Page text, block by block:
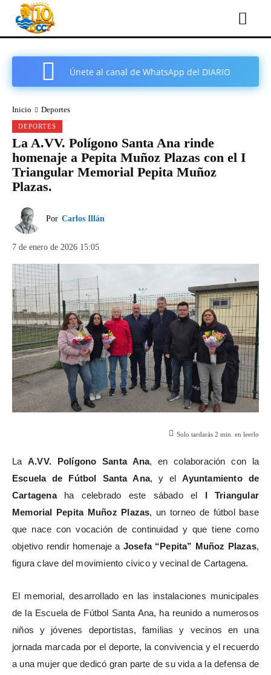
Únete al canal de WhatsApp del DIARIO
Inicio Deportes
DEPORTES
La A.VV. Polígono Santa Ana rinde
homenaje a Pepita Muñoz Plazas con el I
Triangular Memorial Pepita Muñoz
Plazas.
Por Carlos Illán
7 de enero de 2026 15:05
Solo tardarás 2 min. en leerlo
LaA.VV. Polígono Santa Ana, en colaboración con la
Escuela de Fútbol Santa Ana, y elAyuntamiento de
Cartagenaha celebrado este sábado el I Triangular
Memorial Pepita Muñoz Plazas, un torneo de fútbol base
que nace con vocación de continuidad y que tiene como
objetivo rendir homenaje a Josefa “Pepita” Muñoz Plazas,
figura clave del movimiento cívico y vecinal de Cartagena.
El memorial, desarrollado en las instalaciones municipales
de la Escuela de Fútbol Santa Ana, ha reunido a numerosos
niños y jóvenes deportistas, familias y vecinos en una
jornada marcada por el deporte, la convivencia y el recuerdo
a una mujer que dedicó gran parte de su vida a la defensa de